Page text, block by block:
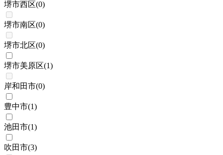
堺市西区(0)
堺市南区(0)
堺市北区(0)
堺市美原区(1)
岸和田市(0)
豊中市(1)
池田市(1)
吹田市(3)